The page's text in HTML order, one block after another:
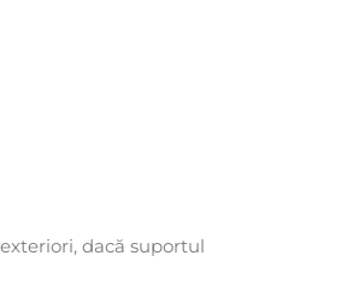
dacă suportul